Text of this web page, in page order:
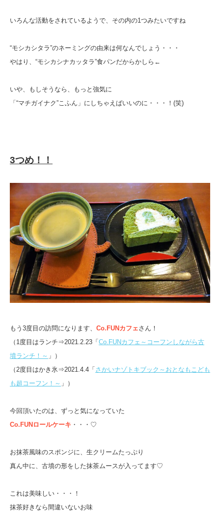
いろんな活動をされているようで、その内の1つみたいですね
“モシカシタラ”のネーミングの由来は何なんでしょう・・・
やはり、“モシカシナカッタラ”食パンだからかしら←
いや、もしそうなら、もっと強気に
「“マチガイナク”こふん」にしちゃえばいいのに・・・！(笑)
3つめ！！
もう3度目の訪問になります、 Co.FUNカフェさん！
（1度目はランチ⇒2021.2.23「 Co.FUNカフェ～コーフンしながら古
墳ランチ！～ 」）
（2度目はかき氷⇒2021.4.4「 さかいナゾトキブック～おとなもこども
も超コーフン！～ 」）
今回頂いたのは、ずっと気になっていた
Co.FUNロールケーキ ・・・♡
お抹茶風味のスポンジに、生クリームたっぷり
真ん中に、古墳の形をした抹茶ムースが入ってます♡
これは美味しい・・・！
抹茶好きなら間違いないお味